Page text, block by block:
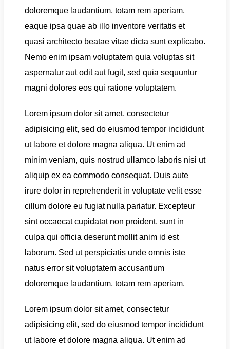
doloremque laudantium, totam rem aperiam,
eaque ipsa quae ab illo inventore veritatis et
quasi architecto beatae vitae dicta sunt explicabo.
Nemo enim ipsam voluptatem quia voluptas sit
aspernatur aut odit aut fugit, sed quia sequuntur
magni dolores eos qui ratione voluptatem.
Lorem ipsum dolor sit amet, consectetur
adipisicing elit, sed do eiusmod tempor incididunt
ut labore et dolore magna aliqua. Ut enim ad
minim veniam, quis nostrud ullamco laboris nisi ut
aliquip ex ea commodo consequat. Duis aute
irure dolor in reprehenderit in voluptate velit esse
cillum dolore eu fugiat nulla pariatur. Excepteur
sint occaecat cupidatat non proident, sunt in
culpa qui officia deserunt mollit anim id est
laborum. Sed ut perspiciatis unde omnis iste
natus error sit voluptatem accusantium
doloremque laudantium, totam rem aperiam.
Lorem ipsum dolor sit amet, consectetur
adipisicing elit, sed do eiusmod tempor incididunt
ut labore et dolore magna aliqua. Ut enim ad